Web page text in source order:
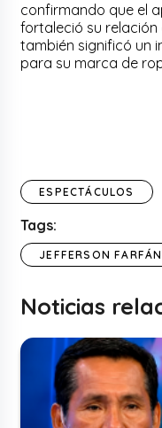
confirmando que el
fortaleció su relación
también significó un
para su marca de
ESPECTÁCULOS
Tags:
JEFFERSON FARFÁN
Noticias